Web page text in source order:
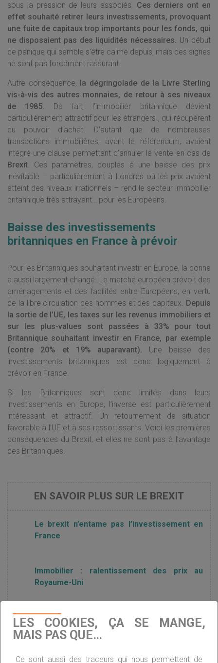
sous la pression de leurs associés. Ces derniers ont en
effet souhaité retirer leurs investissements, provoquant
une fuite de capitaux trop importants pour les fonds, qui
ne disposaient pas des liquidités nécessaires. Un début
de panique qui semble s’être calmé depuis, mais ces signes
ne sont pas forcément rassurant.
Autre conséquence, la dégringolade de la Livre Sterling
vis-à-vis des autres monnaies, de retour à ses niveaux
de 1985. De fait, l’immobilier britannique devient
particulièrement attractif pour les étrangers , qui récupèrent
du pouvoir d’achat. D’autant que de nombreuses
transactions immobilières, avant le référendum, avaient
intégré une clause permettant d’annuler la vente en cas de
Brexit. Ces paramètres, couplés à une baisse des prix
inévitable – particulièrement à Londres où les prix avaient
atteint des niveaux irrationnels – rend le secteur immobilier
britannique très attrayant… pour les Européens.
Baisse des investissements
britanniques en France à prévoir
Pour les Britanniques souhaitant investir en Europe, la donne
a aussi largement changé. Le marché européen prévoit des
aménagements et des facilités entre Européens, en vertu
de la libre circulation des hommes et des capitaux. Depuis
la sortie de l’UE, les taxes sur les revenus immobiliers et
sur les plus-values sont passées à 33% pour tout
Britannique souhaitant investir en France, par exemple
(contre 20% et 19% auparavant). Une baisse des
investissements britanniques est donc logiquement à
prévoir en France.
Si les Britanniques sont donc limités dans leurs
investissements en Europe, l’inverse est particulièrement
intéressant et attractif. Un retournement de situation
favorable à l’UE et à ses ressortissants. Voici les premières
conséquences du Brexit, et elles ne sont pas à l’avantage
des Britanniques.
EN SAVOIR PLUS SUR LE BREXIT
Le brexit n’entame pas l’investissement en
France
Immobilier : ralentissement des prix au
Royaume-Uni
LES COOKIES, ÇA SE MANGE,
MAIS PAS QUE…
Ce sont aussi des traceurs qui nous permettent de